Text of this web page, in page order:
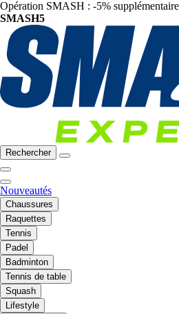
Opération SMASH : -5%
SMASH5
Rechercher
Nouveautés
Chaussures
Raquettes
Tennis
Padel
Badminton
Tennis de table
Squash
Lifestyle